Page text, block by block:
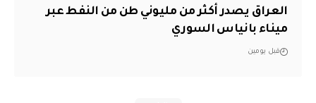
العراق يصدر أكثر من مليوني طن من النفط عبر
ميناء بانياس السوري
قبل يومين